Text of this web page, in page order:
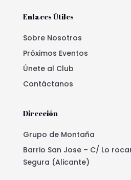
Enlaces Útiles
Sobre Nosotros
Próximos Eventos
Únete al Club
Contáctanos
Dirección
Grupo de Montaña
Barrio San Jose – C/ Lo
Segura (Alicante)